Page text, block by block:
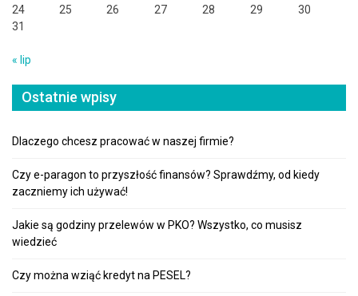
24
25 26 27 28 29
30
31
« lip
Ostatnie wpisy
Dlaczego chcesz pracować w naszej firmie?
Czy e-paragon to przyszłość finansów? Sprawdźmy, od kiedy
zaczniemy ich używać!
Jakie są godziny przelewów w PKO? Wszystko, co musisz
wiedzieć
Czy można wziąć kredyt na PESEL?